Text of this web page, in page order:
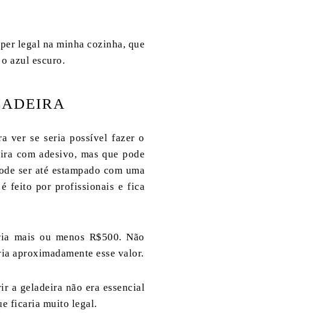
legal na minha cozinha, que
azul escuro.
ver se seria possível fazer o
com adesivo, mas que pode
ser até estampado com uma
é feito por profissionais e fica
mais ou menos R$500. Não
aproximadamente esse valor.
a geladeira não era essencial
ficaria muito legal.